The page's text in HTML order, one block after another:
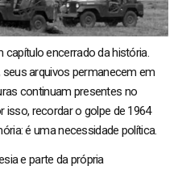
capítulo encerrado da história.
arquivos permanecem em
continuam presentes no
isso, recordar o golpe de 1964
é uma necessidade política.
e parte da própria